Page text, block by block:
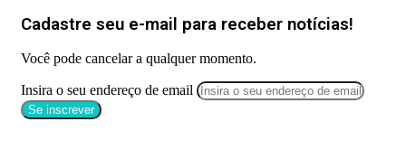
Cadastre seu e-mail para receber notícias!
Você pode cancelar a qualquer momento.
Insira o seu endereço de email